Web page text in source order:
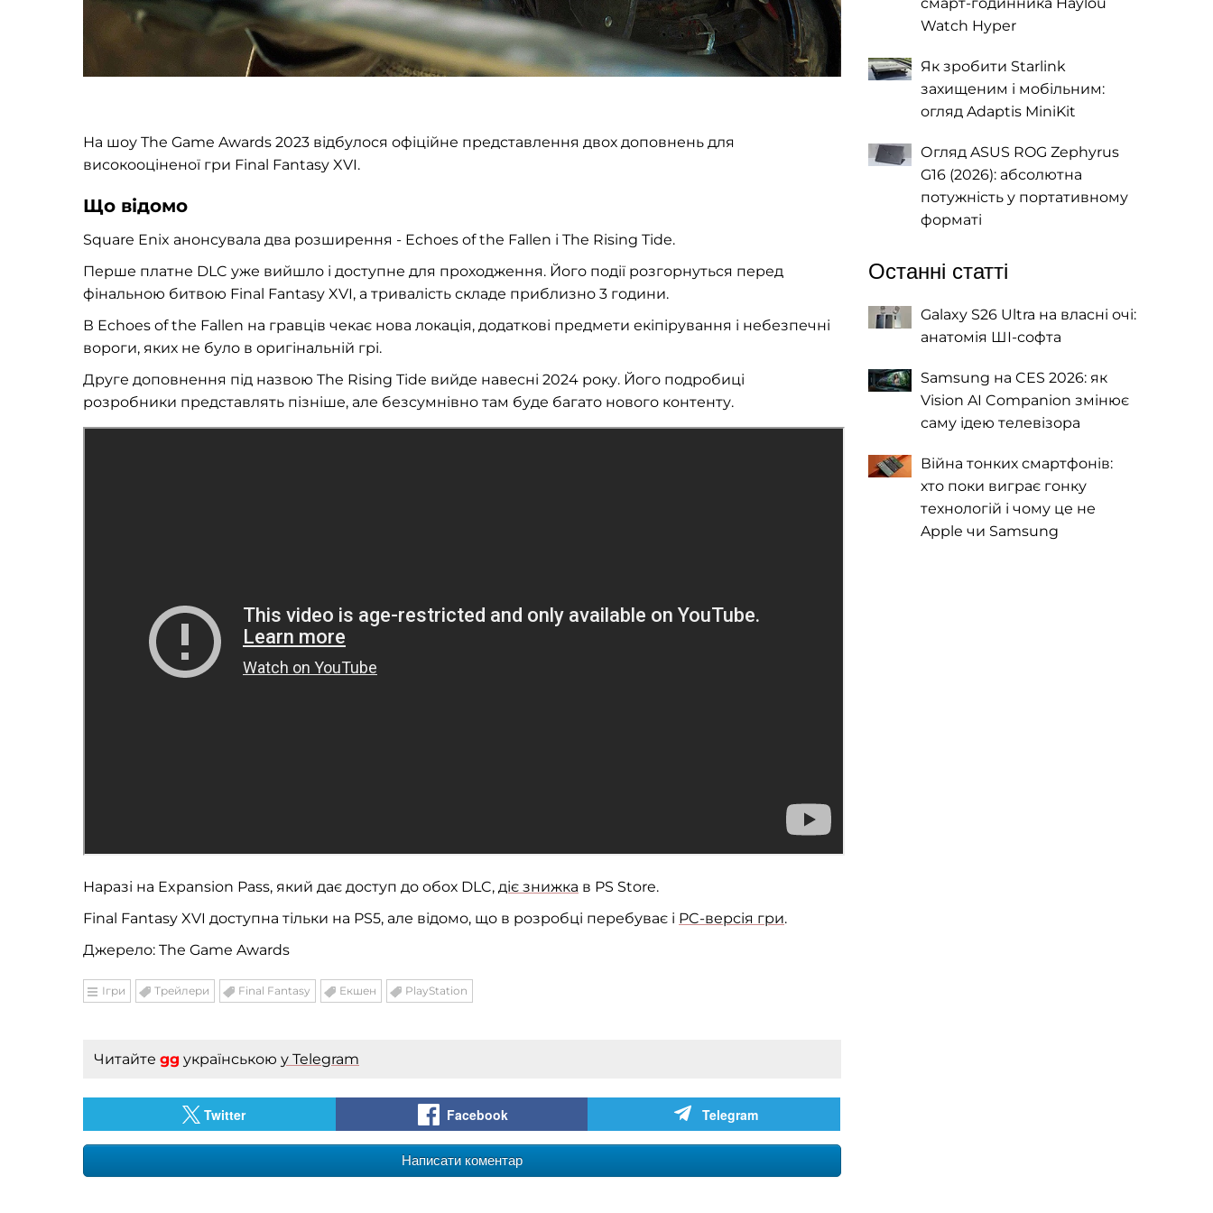
На шоу The Game Awards 2023 відбулося офіційне представлення двох доповнень для
високооціненої гри Final Fantasy XVI.
Що відомо
Square Enix анонсувала два розширення - Echoes of the Fallen і The Rising Tide.
Перше платне DLC уже вийшло і доступне для проходження. Його події розгорнуться перед
фінальною битвою Final Fantasy XVI, а тривалість складе приблизно 3 години.
В Echoes of the Fallen на гравців чекає нова локація, додаткові предмети екіпірування і небезпечні
вороги, яких не було в оригінальній грі.
Друге доповнення під назвою The Rising Tide вийде навесні 2024 року. Його подробиці
розробники представлять пізніше, але безсумнівно там буде багато нового контенту.
Наразі на Expansion Pass, який дає доступ до обох DLC, діє знижка в PS Store.
Final Fantasy XVI доступна тільки на PS5, але відомо, що в розробці перебуває і PC-версія гри.
Джерело: The Game Awards
Ігри Трейлери Final Fantasy Екшен PlayStation
Читайте gg українською у Telegram
Twitter Facebook Telegram
Написати коментар
Watch Hyper
Як зробити Starlink
захищеним і мобільним:
огляд Adaptis MiniKit
Огляд ASUS ROG Zephyrus
G16 (2026): абсолютна
потужність у портативному
форматі
Останні статті
Galaxy S26 Ultra на власні очі:
анатомія ШІ-софта
Samsung на CES 2026: як
Vision AI Companion змінює
саму ідею телевізора
Війна тонких смартфонів:
хто поки виграє гонку
технологій і чому це не
Apple чи Samsung